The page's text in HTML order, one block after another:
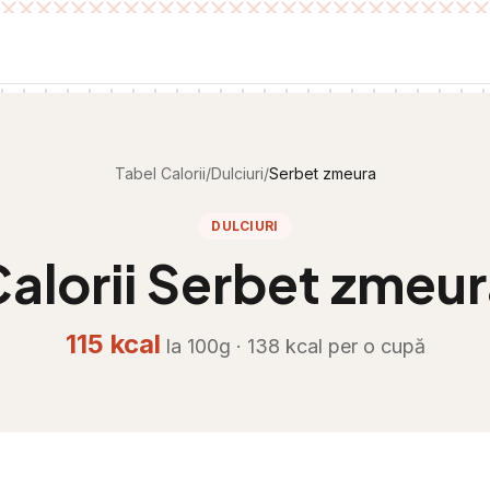
Tabel Calorii/Dulciuri/Serbet zmeura
DULCIURI
Serbet
115 kcal la 100g · 138 kcal per o cupă